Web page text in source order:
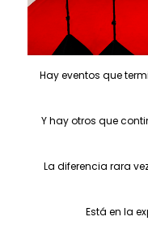
Hay eventos que
Y hay otros que
La diferencia rara
Está en la